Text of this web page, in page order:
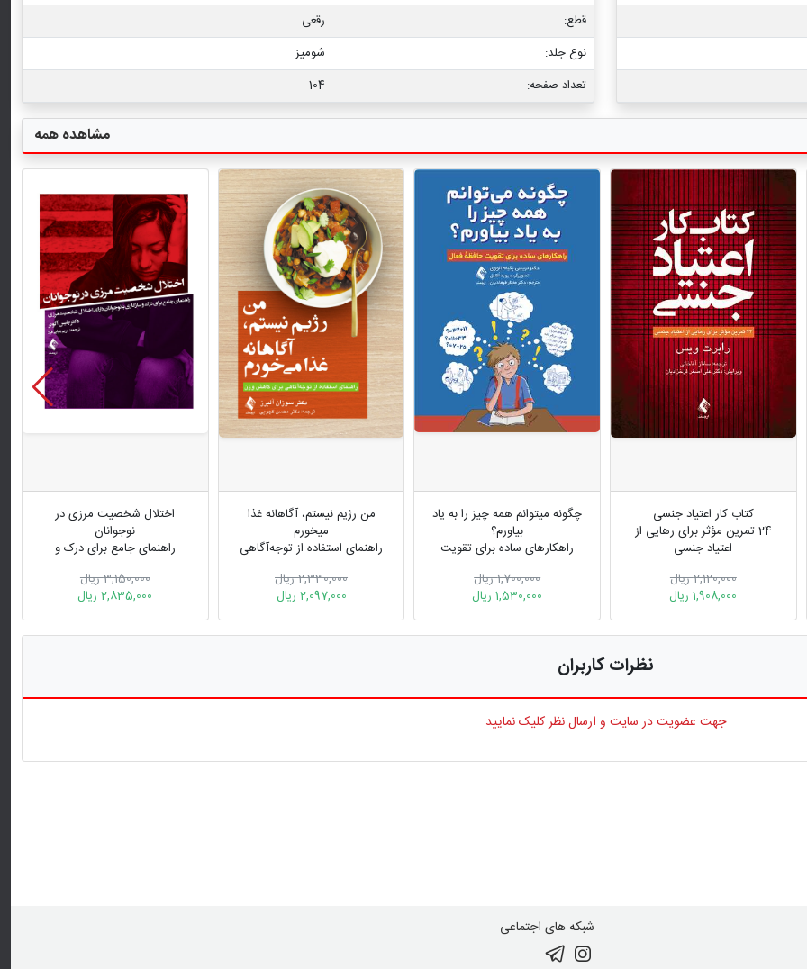
قطع:
رقعی
نوع جلد:
شومیز
تعداد صفحه:
104
مشاهده همه
کتاب کار اعتیاد جنسی
24 تمرین مؤثر برای رهایی از
اعتیاد جنسی
2,120,000 ریال
1,908,000 ریال
چگونه میتوانم همه چیز را به یاد
بیاورم؟
راهکارهای ساده برای تقویت
1,700,000 ریال
1,530,000 ریال
من رژیم نیستم، آگاهانه غذا
میخورم
راهنمای استفاده از توجه‌آگاهی
2,330,000 ریال
2,097,000 ریال
اختلال شخصیت مرزی در
نوجوانان
راهنمای جامع برای درک و
شخصیت مرزی
3,150,000 ریال
2,835,000 ریال
نظرات کاربران
جهت عضویت در سایت و ارسال نظر کلیک نمایید
شبکه های اجتماعی